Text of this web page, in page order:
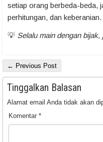
setiap orang berbeda-beda,
perhitungan, dan keberanian.
💡 Selalu main dengan
← Previous Post
Tinggalkan Balasan
Alamat email Anda tidak akan
Komentar *